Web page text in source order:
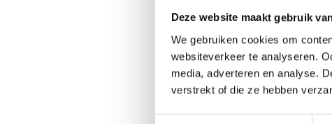
Deze website maakt gebruik
We gebruiken cookies om
websiteverkeer te analyseren.
media, adverteren en analyse.
verstrekt of die ze hebben